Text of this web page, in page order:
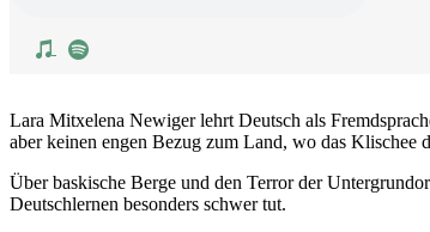
Lara Mitxelena Newiger lehrt Deutsch als
aber keinen engen Bezug zum Land, wo das Klischee
Über baskische Berge und den Terror der
Deutschlernen besonders schwer tut.